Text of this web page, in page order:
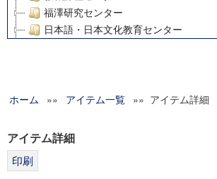
福澤研究センター
日本語・日本文化教育センター
グローバルリサーチインスティテュート
科学研究費補助金研究成果報告書
ホーム »» アイテム一覧 »» アイテム詳細
アイテム詳細